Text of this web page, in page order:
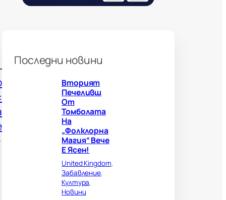
н
и
?
е
Последни новини
Вторият
Печеливш
От
Томболата
На
„Фолклорна
Магия“ Вече
Е Ясен!
United Kingdom
Забавление
Култура
Новини